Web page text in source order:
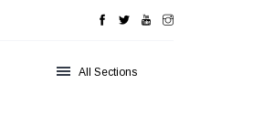
All Sections